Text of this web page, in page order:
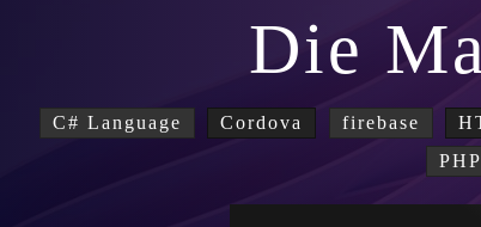
Die
C# Language Cordova firebase
PHP